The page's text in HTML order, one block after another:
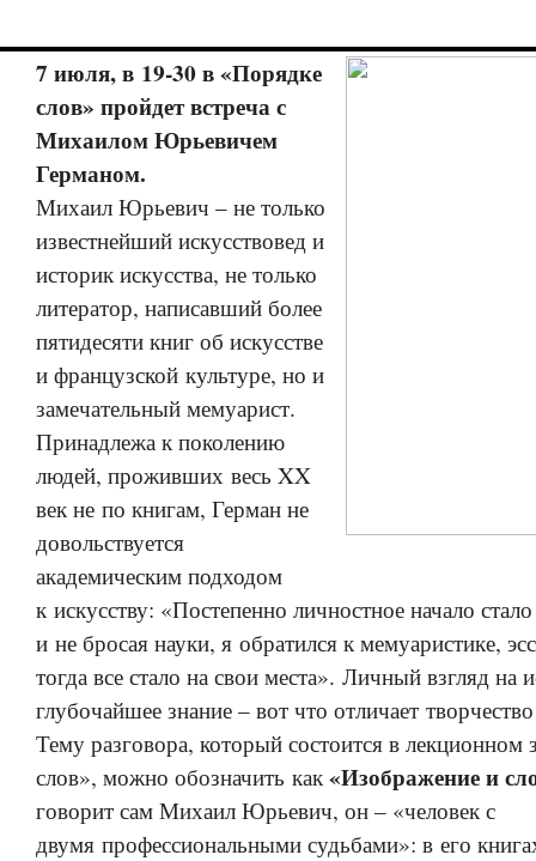
7 июля, в 19-30 в «Порядке
слов» пройдет встреча с
Михаилом Юрьевичем
Германом.
Михаил Юрьевич – не только
известнейший искусствовед и
историк искусства, не только
литератор, написавший более
пятидесяти книг об искусстве
и французской культуре, но и
замечательный мемуарист.
Принадлежа к поколению
людей, проживших весь XX
век не по книгам, Герман не
довольствуется
академическим подходом
к искусству: «Постепенно личностное начало
и не бросая науки, я обратился к мемуаристике,
тогда все стало на свои места». Личный взгляд на
глубочайшее знание – вот что отличает
Тему разговора, который состоится в лекционном
слов», можно обозначить как«Изображение и
говорит сам Михаил Юрьевич, он – «человек с
двумя профессиональными судьбами»: в его